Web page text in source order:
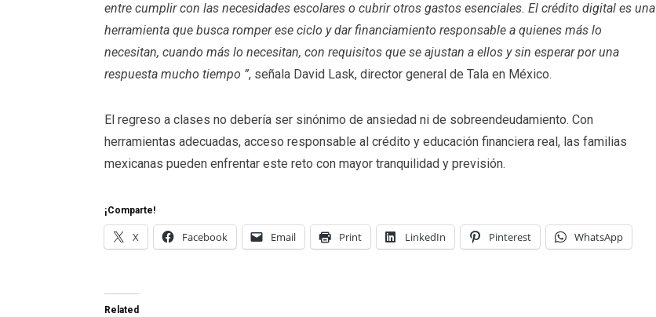
entre cumplir con las necesidades escolares o cubrir otros gastos esenciales. El crédito digital es una
herramienta que busca romper ese ciclo y dar financiamiento responsable a quienes más lo
necesitan, cuando más lo necesitan, con requisitos que se ajustan a ellos y sin esperar por una
respuesta mucho tiempo ”, señala David Lask, director general de Tala en México.
El regreso a clases no debería ser sinónimo de ansiedad ni de sobreendeudamiento. Con
herramientas adecuadas, acceso responsable al crédito y educación financiera real, las familias
mexicanas pueden enfrentar este reto con mayor tranquilidad y previsión.
¡Comparte!
X Facebook Email Print LinkedIn Pinterest WhatsApp
Related